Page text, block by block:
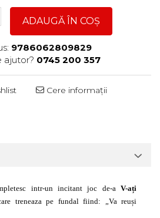
ADAUGĂ ÎN COȘ
9786062809829
ajutor? 0745 200 357
Cere informații
intr-un incitant joc de-a V-ați
treneaza pe fundal fiind: „Va reuși